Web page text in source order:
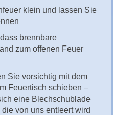
klein und lassen Sie
brennbare
zum offenen Feuer
Sie vorsichtig mit dem
Feuertisch schieben –
eine Blechschublade
von uns entleert wird